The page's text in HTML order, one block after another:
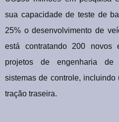
sua capacidade de teste de
25% o desenvolvimento de
está contratando 200 novos
projetos de engenharia de
sistemas de controle,
tração traseira.